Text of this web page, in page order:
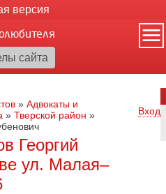
версия
» Адвокаты и
» Тверской район »
Вход
Георгий
ул. Малая–